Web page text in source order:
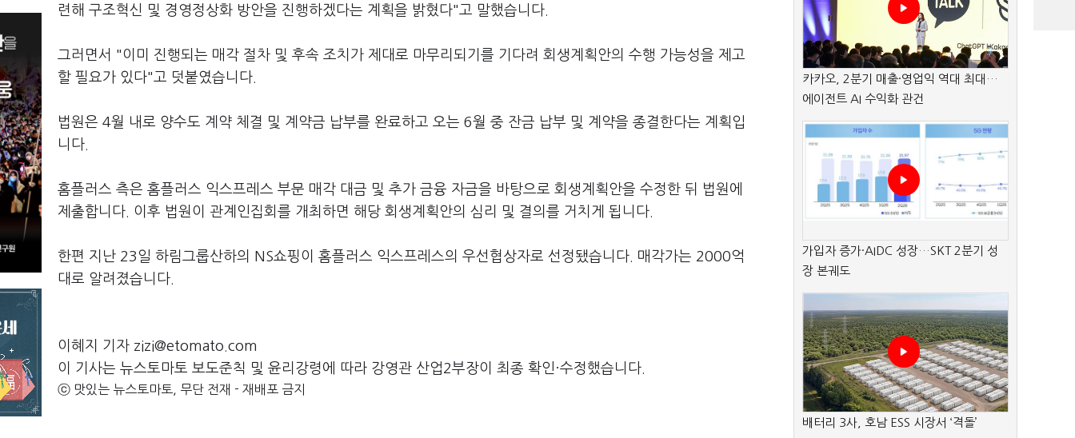
련해 구조혁신 및 경영정상화 방안을 진행하겠다는 계획을 밝혔다"고 말했습니다.
그러면서 "이미 진행되는 매각 절차 및 후속 조치가 제대로 마무리되기를 기다려 회생계획안의 수행 가능성을 제고
할 필요가 있다"고 덧붙였습니다.
법원은 4월 내로 양수도 계약 체결 및 계약금 납부를 완료하고 오는 6월 중 잔금 납부 및 계약을 종결한다는 계획입
니다.
홈플러스 측은 홈플러스 익스프레스 부문 매각 대금 및 추가 금융 자금을 바탕으로 회생계획안을 수정한 뒤 법원에
제출합니다. 이후 법원이 관계인집회를 개최하면 해당 회생계획안의 심리 및 결의를 거치게 됩니다.
한편 지난 23일 하림그룹산하의 NS쇼핑이 홈플러스 익스프레스의 우선협상자로 선정됐습니다. 매각가는 2000억
대로 알려졌습니다.
이혜지 기자 zizi@etomato.com
이 기사는 뉴스토마토 보도준칙 및 윤리강령에 따라 강영관 산업2부장이 최종 확인·수정했습니다.
ⓒ 맛있는 뉴스토마토, 무단 전재 - 재배포 금지
카카오, 2분기 매출·영업익 역대 최대…
에이전트 AI 수익화 관건
가입자 증가·AIDC 성장…SKT 2분기 성
장 본궤도
배터리 3사, 호남 ESS 시장서 ‘격돌’